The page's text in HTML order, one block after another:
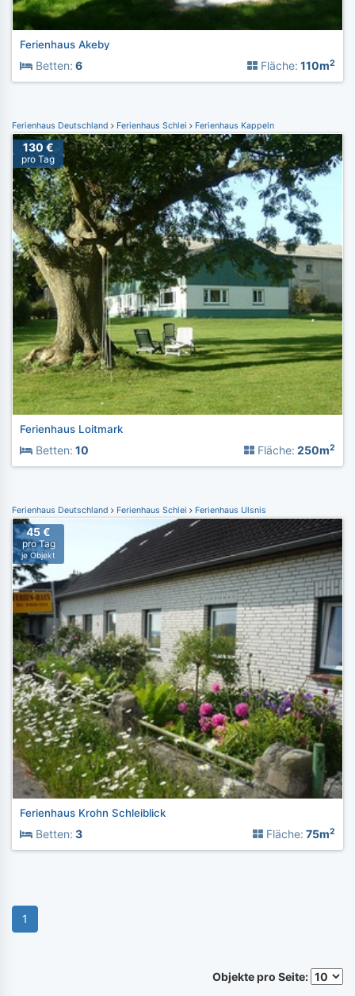
Ferienhaus Akeby
Betten: 6 Fläche: 110m2
Ferienhaus Deutschland Ferienhaus Schlei Ferienhaus Kappeln
130 €
pro Tag
Ferienhaus Loitmark
Betten: 10 Fläche: 250m2
Ferienhaus Deutschland Ferienhaus Schlei Ferienhaus Ulsnis
45 €
pro Tag
je Objekt
Ferienhaus Krohn Schleiblick
Betten: 3 Fläche: 75m2
1
Objekte pro Seite: